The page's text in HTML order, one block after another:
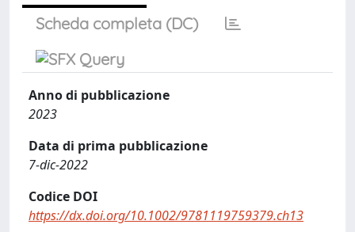
Scheda completa (DC)
Anno di pubblicazione
2023
Data di prima pubblicazione
7-dic-2022
Codice DOI
https://dx.doi.org/10.1002/9781119759379.ch13